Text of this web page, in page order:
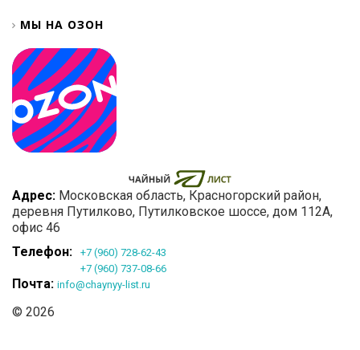
МЫ НА ОЗОН
Адрес: Московская область, Красногорский район,
деревня Путилково, Путилковское шоссе, дом 112А,
офис 46
Телефон:
+7 (960) 728-62-43
+7 (960) 737-08-66
Почта: info@chaynyy-list.ru
© 2026